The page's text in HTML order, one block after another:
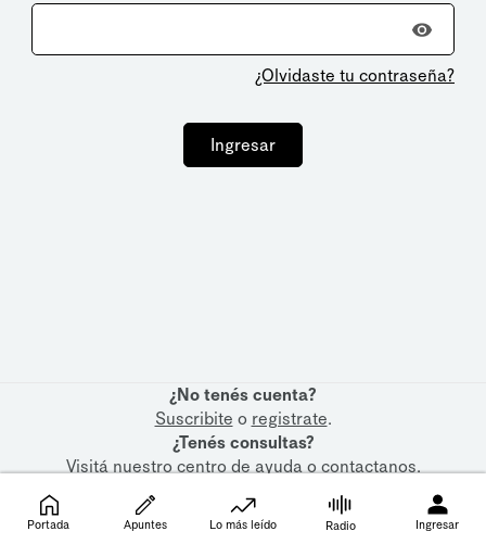
¿Olvidaste tu contraseña?
Ingresar
¿No tenés cuenta?
Suscribite o registrate.
¿Tenés consultas?
Visitá nuestrocentro de ayudaocontactanos.
Portada Apuntes Lo más leído Radio Ingresar